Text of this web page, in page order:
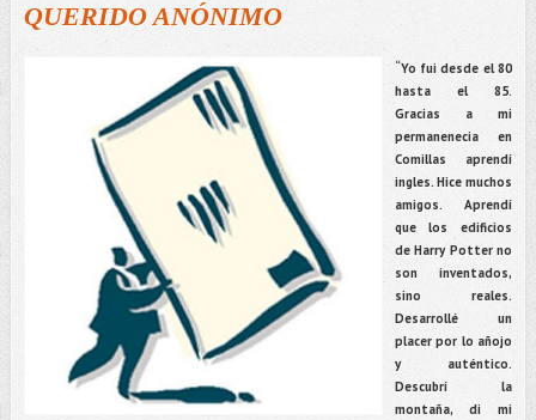
QUERIDO ANÓNIMO
“Yo fui desde el 80
hasta el 85.
Gracias a mi
permanenecia en
Comillas aprendí
ingles. Hice muchos
amigos. Aprendí
que los edificios
de Harry Potter no
son inventados,
sino reales.
Desarrollé un
placer por lo añojo
y auténtico.
Descubrí la
montaña, di mi